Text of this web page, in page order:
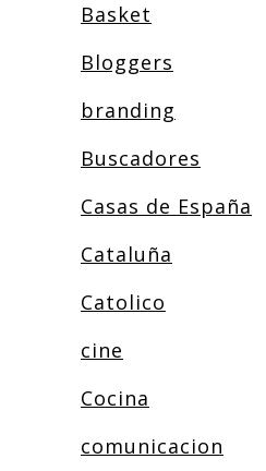
Basket
Bloggers
branding
Buscadores
Casas de España
Cataluña
Catolico
cine
Cocina
comunicacion